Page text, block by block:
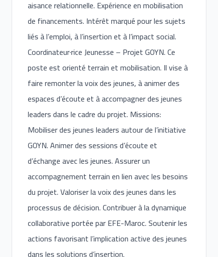
aisance relationnelle. Expérience en mobilisation
de financements. Intérêt marqué pour les sujets
liés à l’emploi, à l’insertion et à l’impact social.
Coordinateur·rice Jeunesse – Projet GOYN. Ce
poste est orienté terrain et mobilisation. Il vise à
faire remonter la voix des jeunes, à animer des
espaces d’écoute et à accompagner des jeunes
leaders dans le cadre du projet. Missions:
Mobiliser des jeunes leaders autour de l’initiative
GOYN. Animer des sessions d’écoute et
d’échange avec les jeunes. Assurer un
accompagnement terrain en lien avec les besoins
du projet. Valoriser la voix des jeunes dans les
processus de décision. Contribuer à la dynamique
collaborative portée par EFE-Maroc. Soutenir les
actions favorisant l’implication active des jeunes
dans les solutions d’insertion.